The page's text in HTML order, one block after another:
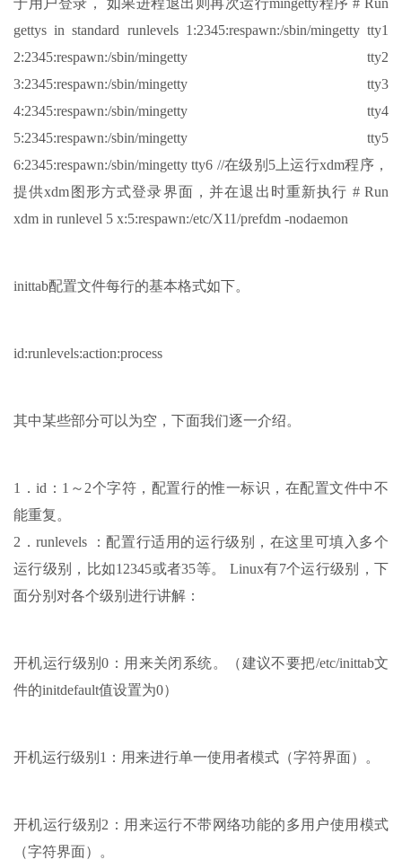
gettys in standard runlevels 1:2345:respawn:/sbin/mingetty tty1
2:2345:respawn:/sbin/mingetty tty2
3:2345:respawn:/sbin/mingetty tty3
4:2345:respawn:/sbin/mingetty tty4
5:2345:respawn:/sbin/mingetty tty5
6:2345:respawn:/sbin/mingetty tty6 //在级别5上运行xdm程序，
提供xdm图形方式登录界面，并在退出时重新执行 # Run
xdm in runlevel 5 x:5:respawn:/etc/X11/prefdm -nodaemon
inittab配置文件每行的基本格式如下。
id:runlevels:action:process
其中某些部分可以为空，下面我们逐一介绍。
1．id：1～2个字符，配置行的惟一标识，在配置文件中不
能重复。
2．runlevels ：配置行适用的运行级别，在这里可填入多个
运行级别，比如12345或者35等。 Linux有7个运行级别，下
面分别对各个级别进行讲解：
开机运行级别0：用来关闭系统。（建议不要把/etc/inittab文
件的initdefault值设置为0）
开机运行级别1：用来进行单一使用者模式（字符界面）。
开机运行级别2：用来运行不带网络功能的多用户使用模式
（字符界面）。